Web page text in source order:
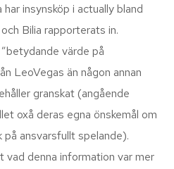
insynsköp i actually bland
Bilia rapporterats in.
värde på
LeoVegas än någon annan
granskat (angående
oxå deras egna önskemål om
på ansvarsfullt spelande).
vad denna information var mer